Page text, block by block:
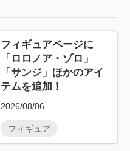
フィギュアページに
「ロロノア・ゾロ」
「サンジ」ほかのアイ
テムを追加！
2026/08/06
フィギュア